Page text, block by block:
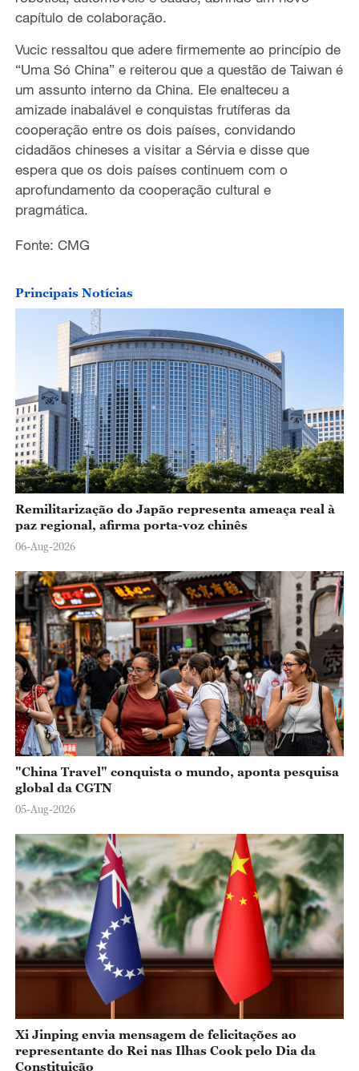
capítulo de colaboração.
Vucic ressaltou que adere firmemente ao princípio de
“Uma Só China” e reiterou que a questão de Taiwan é
um assunto interno da China. Ele enalteceu a
amizade inabalável e conquistas frutíferas da
cooperação entre os dois países, convidando
cidadãos chineses a visitar a Sérvia e disse que
espera que os dois países continuem com o
aprofundamento da cooperação cultural e
pragmática.
Fonte: CMG
Principais Notícias
Remilitarização do Japão representa ameaça real à
paz regional, afirma porta-voz chinês
06-Aug-2026
"China Travel" conquista o mundo, aponta pesquisa
global da CGTN
05-Aug-2026
Xi Jinping envia mensagem de felicitações ao
representante do Rei nas Ilhas Cook pelo Dia da
Constituição